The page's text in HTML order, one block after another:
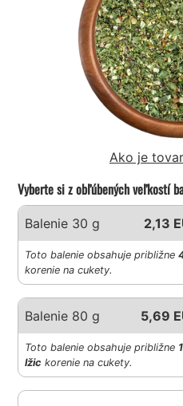
Ako je
Vyberte si z obľúbených veľkostí
Balenie 30 g 2,13
Toto balenie obsahuje približne
korenie na cukety.
Balenie 80 g 5,69
Toto balenie obsahuje približne
lžic korenie na cukety.